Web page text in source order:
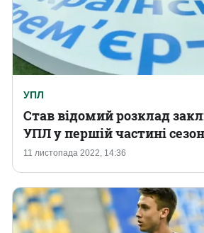
УПЛ
11 листопада 2022, 14:36
Став відомий розклад
УПЛ у першій частині